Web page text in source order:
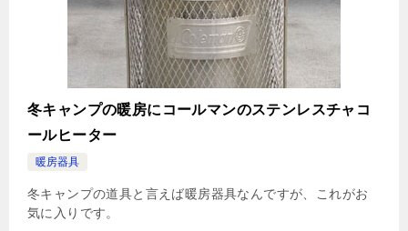
冬キャンプの暖房にコールマンのステンレスチャコ
ールヒーター
暖房器具
冬キャンプの道具と言えば暖房器具なんですが、これがお
気に入りです。